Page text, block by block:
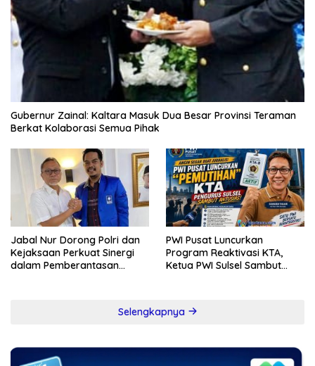
Gubernur Zainal: Kaltara Masuk Dua Besar Provinsi Teraman
Berkat Kolaborasi Semua Pihak
Jabal Nur Dorong Polri dan
Kejaksaan Perkuat Sinergi
dalam Pemberantasan
PWI Pusat Luncurkan
Program Reaktivasi KTA,
Ketua PWI Sulsel Sambut
Selengkapnya